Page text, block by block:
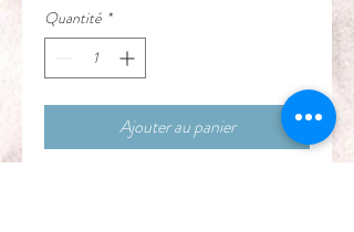
Quantité *
Ajouter au panier